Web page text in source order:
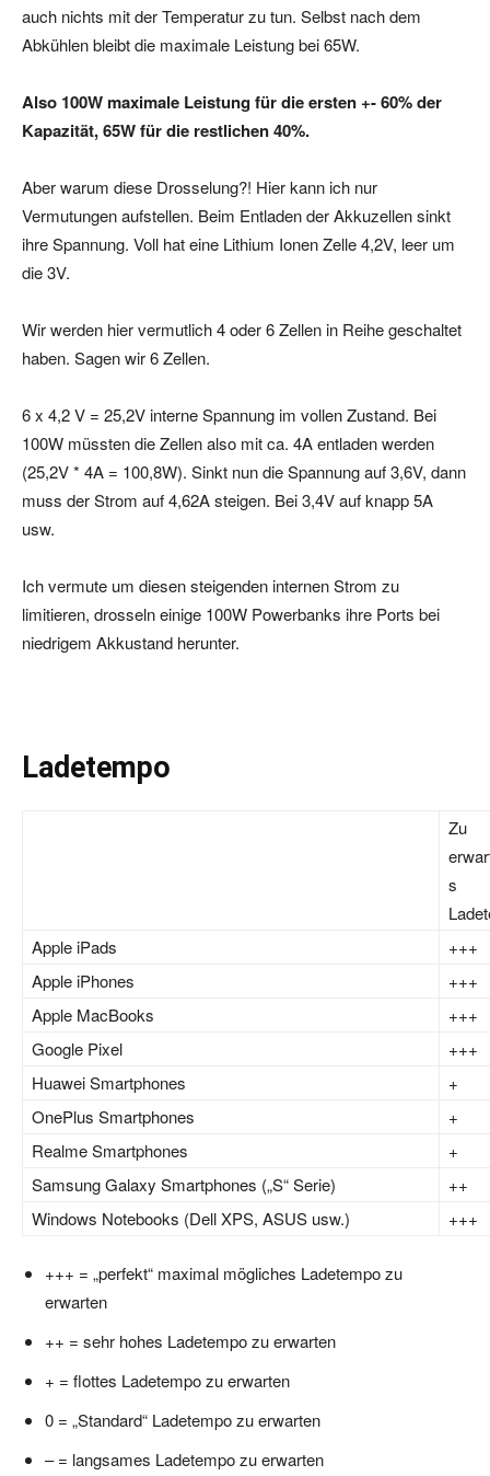
auch nichts mit der Temperatur zu tun. Selbst nach dem
Abkühlen bleibt die maximale Leistung bei 65W.
Also 100W maximale Leistung für die ersten +- 60% der
Kapazität, 65W für die restlichen 40%.
Aber warum diese Drosselung?! Hier kann ich nur
Vermutungen aufstellen. Beim Entladen der Akkuzellen sinkt
ihre Spannung. Voll hat eine Lithium Ionen Zelle 4,2V, leer um
die 3V.
Wir werden hier vermutlich 4 oder 6 Zellen in Reihe geschaltet
haben. Sagen wir 6 Zellen.
6 x 4,2 V = 25,2V interne Spannung im vollen Zustand. Bei
100W müssten die Zellen also mit ca. 4A entladen werden
(25,2V * 4A = 100,8W). Sinkt nun die Spannung auf 3,6V, dann
muss der Strom auf 4,62A steigen. Bei 3,4V auf knapp 5A
usw.
Ich vermute um diesen steigenden internen Strom zu
limitieren, drosseln einige 100W Powerbanks ihre Ports bei
niedrigem Akkustand herunter.
Ladetempo
Zu
s
Apple iPads
+++
Apple iPhones
+++
Apple MacBooks
+++
Google Pixel
+++
Huawei Smartphones
+
OnePlus Smartphones
+
Realme Smartphones
+
Samsung Galaxy Smartphones („S“ Serie)
++
Windows Notebooks (Dell XPS, ASUS usw.)
+++
+++ = „perfekt“ maximal mögliches Ladetempo zu
erwarten
++ = sehr hohes Ladetempo zu erwarten
+ = flottes Ladetempo zu erwarten
0 = „Standard“ Ladetempo zu erwarten
– = langsames Ladetempo zu erwarten